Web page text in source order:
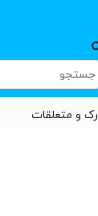
رک و متعلقات